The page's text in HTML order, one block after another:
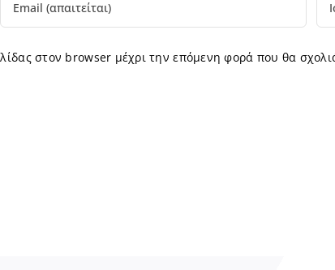
στον browser μέχρι την επόμενη φορά που θα